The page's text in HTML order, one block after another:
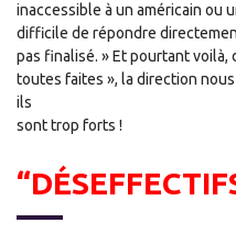
inaccessible à un américain ou
difficile de répondre
pas finalisé. » Et pourtant voilà,
toutes faites », la direction
ils
sont trop forts !